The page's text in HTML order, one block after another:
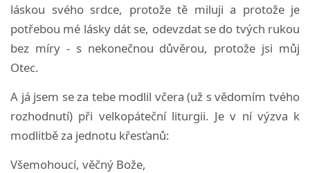
láskou svého srdce, protože tě miluji a protože je
potřebou mé lásky dát se, odevzdat se do tvých rukou
bez míry - s nekonečnou důvěrou, protože jsi můj
Otec.
A já jsem se za tebe modlil včera (už s vědomím tvého
rozhodnutí) při velkopáteční liturgii. Je v ní výzva k
modlitbě za jednotu křesťanů:
Všemohoucí, věčný Bože,